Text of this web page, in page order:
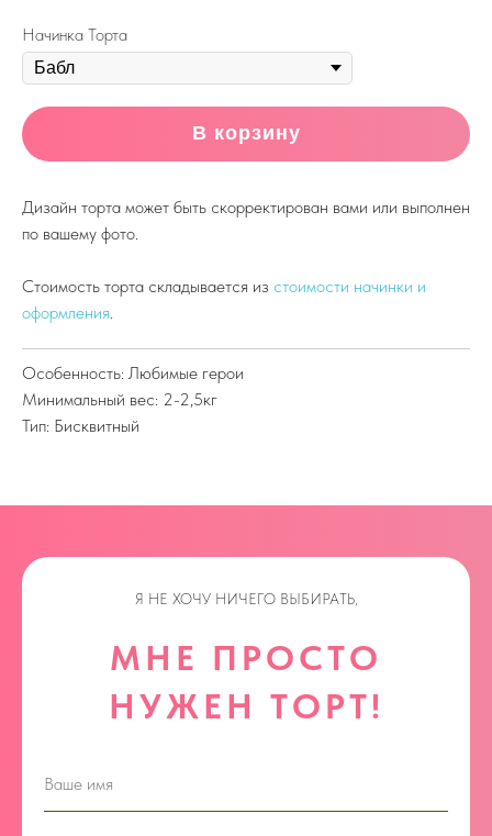
Начинка Торта
В корзину
Дизайн торта может быть скорректирован вами или выполнен
по вашему фото.
Стоимость торта складывается из стоимости начинки и
оформления.
Особенность: Любимые герои
Минимальный вес: 2-2,5кг
Тип: Бисквитный
Я НЕ ХОЧУ НИЧЕГО ВЫБИРАТЬ,
МНЕ ПРОСТО
НУЖЕН ТОРТ!